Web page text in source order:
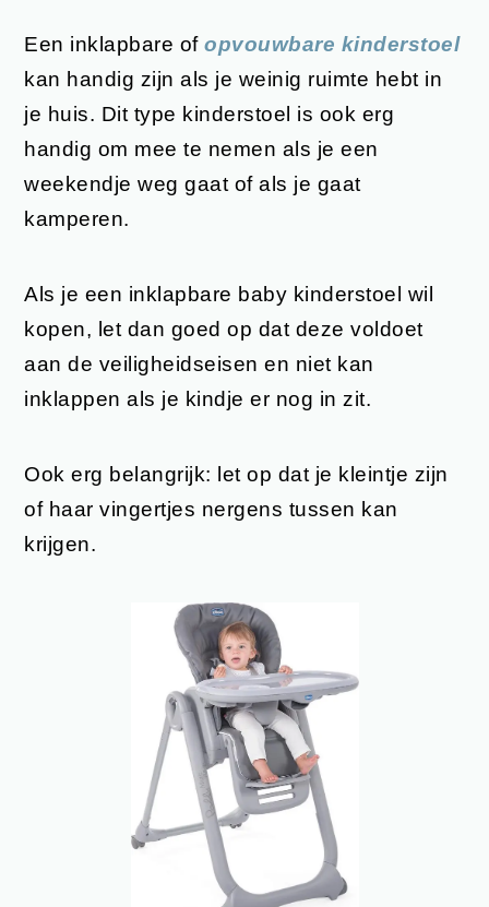
Een inklapbare ofopvouwbare kinderstoel
kan handig zijn als je weinig ruimte hebt in
je huis. Dit type kinderstoel is ook erg
handig om mee te nemen als je een
weekendje weg gaat of als je gaat
kamperen.
Als je een inklapbare baby kinderstoel wil
kopen, let dan goed op dat deze voldoet
aan de veiligheidseisen en niet kan
inklappen als je kindje er nog in zit.
Ook erg belangrijk: let op dat je kleintje zijn
of haar vingertjes nergens tussen kan
krijgen.